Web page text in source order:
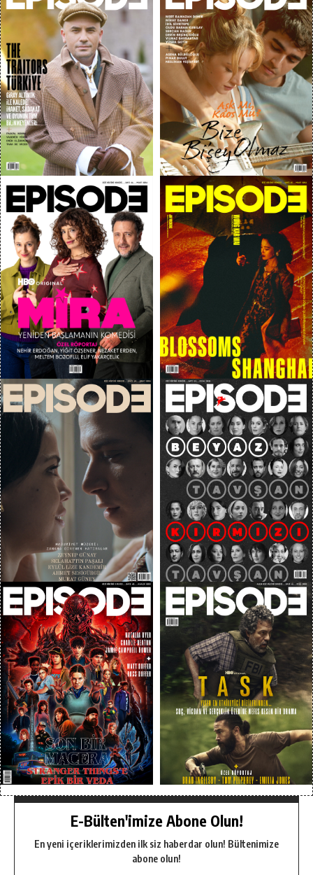
E-Bülten'imize Abone Olun!
En yeni içeriklerimizden ilk siz haberdar olun! Bültenimize
abone olun!